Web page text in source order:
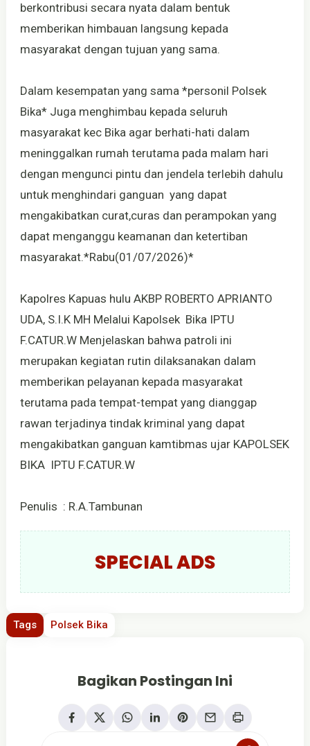
berkontribusi secara nyata dalam bentuk
memberikan himbauan langsung kepada
masyarakat dengan tujuan yang sama.
Dalam kesempatan yang sama *personil Polsek
Bika* Juga menghimbau kepada seluruh
masyarakat kec Bika agar berhati-hati dalam
meninggalkan rumah terutama pada malam hari
dengan mengunci pintu dan jendela terlebih dahulu
untuk menghindari ganguan yang dapat
mengakibatkan curat,curas dan perampokan yang
dapat menganggu keamanan dan ketertiban
masyarakat.*Rabu(01/07/2026)*
Kapolres Kapuas hulu AKBP ROBERTO APRIANTO
UDA, S.I.K MH Melalui Kapolsek Bika IPTU
F.CATUR.W Menjelaskan bahwa patroli ini
merupakan kegiatan rutin dilaksanakan dalam
memberikan pelayanan kepada masyarakat
terutama pada tempat-tempat yang dianggap
rawan terjadinya tindak kriminal yang dapat
mengakibatkan ganguan kamtibmas ujar KAPOLSEK
BIKA IPTU F.CATUR.W
Penulis : R.A.Tambunan
SPECIAL ADS
Tags Polsek Bika
Bagikan Postingan Ini